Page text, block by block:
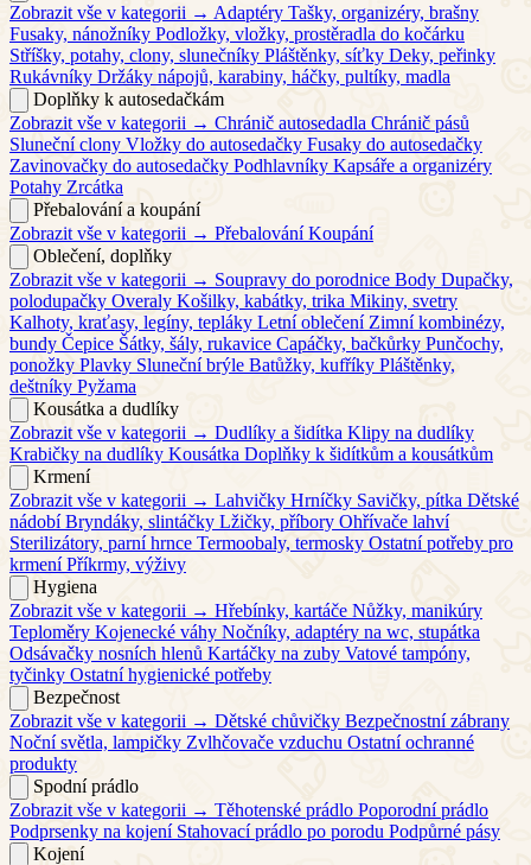
Zobrazit vše v kategorii → Adaptéry Tašky, organizéry, brašny
Fusaky, nánožníky Podložky, vložky, prostěradla do kočárku
Stříšky, potahy, clony, slunečníky Pláštěnky, síťky Deky, peřinky
Rukávníky Držáky nápojů, karabiny, háčky, pultíky, madla
Doplňky k autosedačkám
Zobrazit vše v kategorii → Chránič autosedadla Chránič pásů
Sluneční clony Vložky do autosedačky Fusaky do autosedačky
Zavinovačky do autosedačky Podhlavníky Kapsáře a organizéry
Potahy Zrcátka
Přebalování a koupání
Zobrazit vše v kategorii → Přebalování Koupání
Oblečení, doplňky
Zobrazit vše v kategorii → Soupravy do porodnice Body Dupačky,
polodupačky Overaly Košilky, kabátky, trika Mikiny, svetry
Kalhoty, kraťasy, legíny, tepláky Letní oblečení Zimní kombinézy,
bundy Čepice Šátky, šály, rukavice Capáčky, bačkůrky Punčochy,
ponožky Plavky Sluneční brýle Batůžky, kufříky Pláštěnky,
deštníky Pyžama
Kousátka a dudlíky
Zobrazit vše v kategorii → Dudlíky a šidítka Klipy na dudlíky
Krabičky na dudlíky Kousátka Doplňky k šidítkům a kousátkům
Krmení
Zobrazit vše v kategorii → Lahvičky Hrníčky Savičky, pítka Dětské
nádobí Bryndáky, slintáčky Lžičky, příbory Ohřívače lahví
Sterilizátory, parní hrnce Termoobaly, termosky Ostatní potřeby pro
krmení Příkrmy, výživy
Hygiena
Zobrazit vše v kategorii → Hřebínky, kartáče Nůžky, manikúry
Teploměry Kojenecké váhy Nočníky, adaptéry na wc, stupátka
Odsávačky nosních hlenů Kartáčky na zuby Vatové tampóny,
tyčinky Ostatní hygienické potřeby
Bezpečnost
Zobrazit vše v kategorii → Dětské chůvičky Bezpečnostní zábrany
Noční světla, lampičky Zvlhčovače vzduchu Ostatní ochranné
produkty
Spodní prádlo
Zobrazit vše v kategorii → Těhotenské prádlo Poporodní prádlo
Podprsenky na kojení Stahovací prádlo po porodu Podpůrné pásy
Kojení